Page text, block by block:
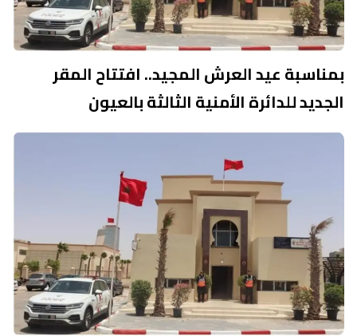
بمناسبة عيد العرش المجيد.. افتتاح المقر
الجديد للدائرة الأمنية الثالثة بالعيون